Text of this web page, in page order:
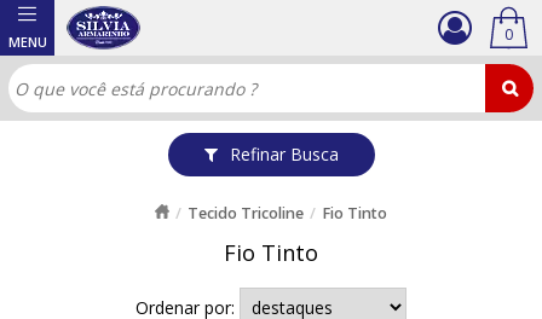
Refinar Busca
0
Tecido Tricoline Fio Tinto
Fio Tinto
Ordenar por: